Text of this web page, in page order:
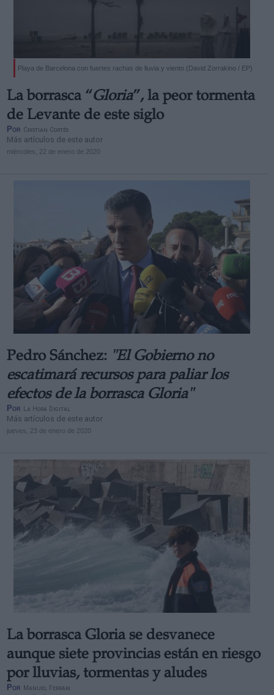
Playa de Barcelona con fuertes rachas de lluvia y viento (David Zorrakino / EP)
La borrasca “Gloria”, la peor tormenta
de Levante de este siglo
Por Cristian Cortés
Más artículos de este autor
miércoles, 22 de enero de 2020
Pedro Sánchez: "El Gobierno no
escatimará recursos para paliar los
efectos de la borrasca Gloria"
Por La Hora Digital
Más artículos de este autor
jueves, 23 de enero de 2020
La borrasca Gloria se desvanece
aunque siete provincias están en riesgo
por lluvias, tormentas y aludes
Por Manuel Ferrari